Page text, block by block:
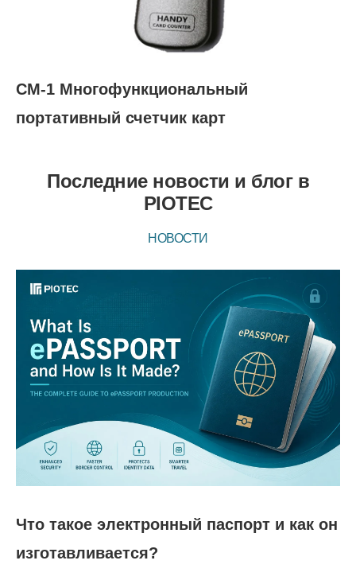
CM-1 Многофункциональный
портативный счетчик карт
Последние новости и блог в
PIOTEC
НОВОСТИ
Что такое электронный паспорт и как он
изготавливается?